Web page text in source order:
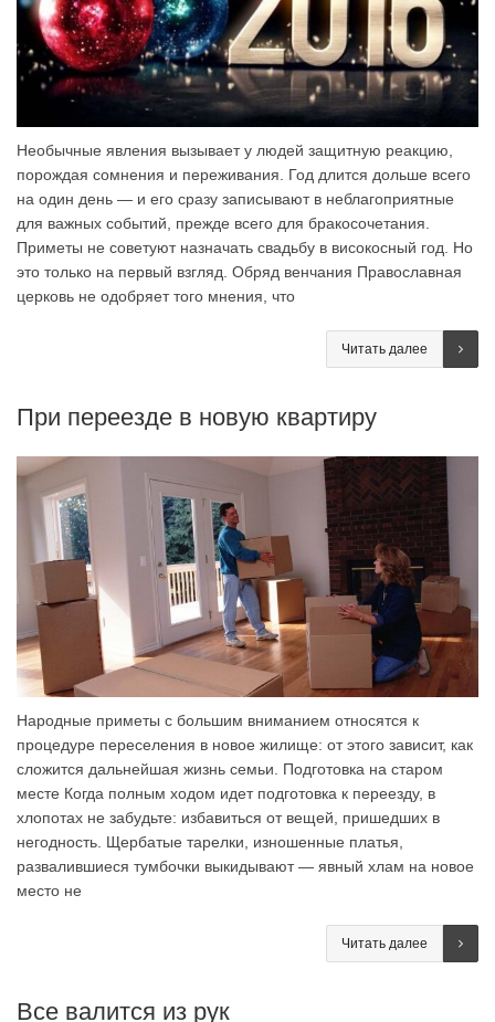
Необычные явления вызывает у людей защитную реакцию,
порождая сомнения и переживания. Год длится дольше всего
на один день — и его сразу записывают в неблагоприятные
для важных событий, прежде всего для бракосочетания.
Приметы не советуют назначать свадьбу в високосный год. Но
это только на первый взгляд. Обряд венчания Православная
церковь не одобряет того мнения, что
Читать далее
При переезде в новую квартиру
Народные приметы с большим вниманием относятся к
процедуре переселения в новое жилище: от этого зависит, как
сложится дальнейшая жизнь семьи. Подготовка на старом
месте Когда полным ходом идет подготовка к переезду, в
хлопотах не забудьте: избавиться от вещей, пришедших в
негодность. Щербатые тарелки, изношенные платья,
развалившиеся тумбочки выкидывают — явный хлам на новое
место не
Читать далее
Все валится из рук